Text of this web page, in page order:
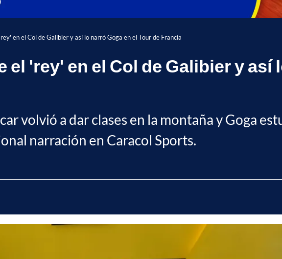
en el Col de Galibier y así lo narró Goga en el Tour de Francia
el 'rey' en el Col de Galibier y así
volvió a dar clases en la montaña y Goga
narración en Caracol Sports.